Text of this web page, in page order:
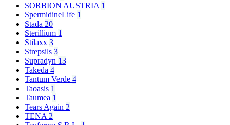
SORBION AUSTRIA 1
SpermidineLife 1
Stada 20
Sterillium 1
Stilaxx 3
Strepsils 3
Supradyn 13
Takeda 4
Tantum Verde 4
Taoasis 1
Taumea 1
Tears Again 2
TENA 2